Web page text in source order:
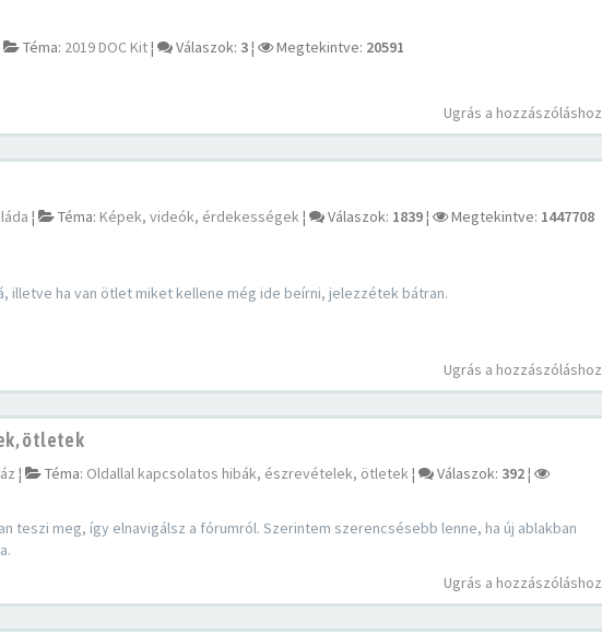
Téma: 2019 DOC Kit¦ Válaszok: 3¦ Megtekintve: 20591
Ugrás a hozzászóláshoz
¦ Téma: Képek, videók, érdekességek¦ Válaszok: 1839¦ Megtekintve: 1447708
illetve ha van ötlet miket kellene még ide beírni, jelezzétek bátran.
Ugrás a hozzászóláshoz
ötletek
¦ Téma: Oldallal kapcsolatos hibák, észrevételek, ötletek¦ Válaszok: 392¦
teszi meg, így elnavigálsz a fórumról. Szerintem szerencsésebb lenne, ha új ablakban
Ugrás a hozzászóláshoz